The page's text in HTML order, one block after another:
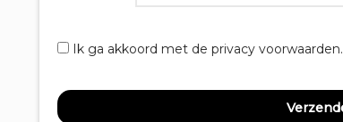
Ik ga akkoord met de privacy voorwaarden.